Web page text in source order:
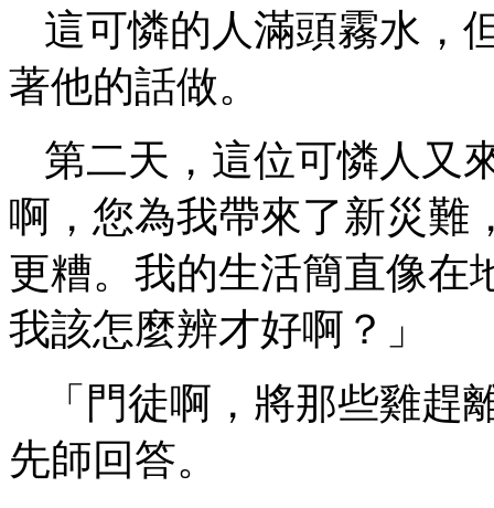
這可憐的人滿頭霧水，
著他的話做。
第二天，這位可憐人又
啊，您為我帶來了新災難
更糟。我的生活簡直像
我該怎麼辨才好啊？」
「門徒啊，將那些雞
先師回答。